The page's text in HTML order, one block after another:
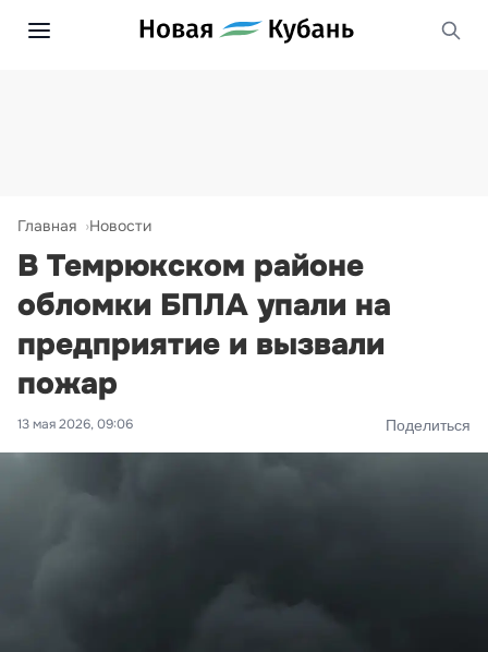
Главная Новости
В Темрюкском районе
обломки БПЛА упали на
предприятие и вызвали
пожар
13 мая 2026, 09:06 Поделиться